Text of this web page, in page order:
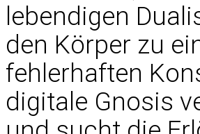
lebendigen
den Körper zu
fehlerhaften
digitale Gnosis